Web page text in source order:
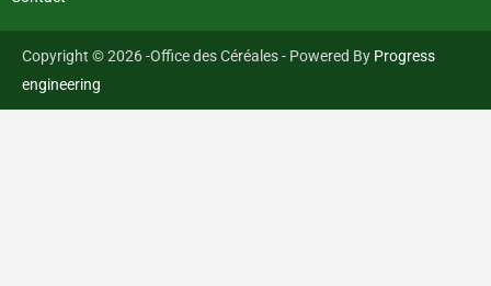
Copyright © 2026 -Office des Céréales - Powered By Progress
engineering